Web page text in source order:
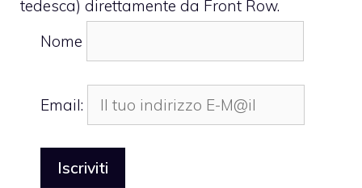
tedesca) direttamente da Front Row.
Nome
Email: